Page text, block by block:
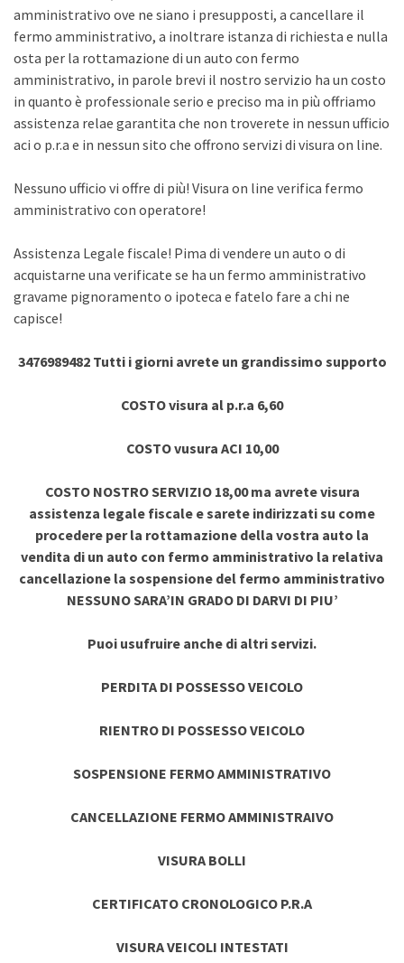
amministrativo ove ne siano i presupposti, a cancellare il
fermo amministrativo, a inoltrare istanza di richiesta e nulla
osta per la rottamazione di un auto con fermo
amministrativo, in parole brevi il nostro servizio ha un costo
in quanto è professionale serio e preciso ma in più offriamo
assistenza relae garantita che non troverete in nessun ufficio
aci o p.r.a e in nessun sito che offrono servizi di visura on line.
Nessuno ufficio vi offre di più! Visura on line verifica fermo
amministrativo con operatore!
Assistenza Legale fiscale! Pima di vendere un auto o di
acquistarne una verificate se ha un fermo amministrativo
gravame pignoramento o ipoteca e fatelo fare a chi ne
capisce!
3476989482 Tutti i giorni avrete un grandissimo supporto
COSTO visura al p.r.a 6,60
COSTO vusura ACI 10,00
COSTO NOSTRO SERVIZIO 18,00 ma avrete visura
assistenza legale fiscale e sarete indirizzati su come
procedere per la rottamazione della vostra auto la
vendita di un auto con fermo amministrativo la relativa
cancellazione la sospensione del fermo amministrativo
NESSUNO SARA’IN GRADO DI DARVI DI PIU’
Puoi usufruire anche di altri servizi.
PERDITA DI POSSESSO VEICOLO
RIENTRO DI POSSESSO VEICOLO
SOSPENSIONE FERMO AMMINISTRATIVO
CANCELLAZIONE FERMO AMMINISTRAIVO
VISURA BOLLI
CERTIFICATO CRONOLOGICO P.R.A
VISURA VEICOLI INTESTATI